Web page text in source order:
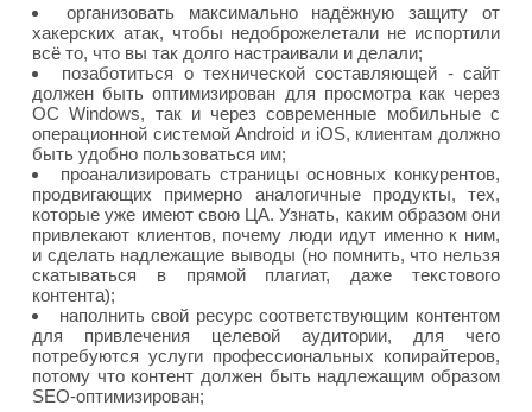
организовать максимально надёжную защиту от
хакерских атак, чтобы недоброжелетали не испортили
всё то, что вы так долго настраивали и делали;
позаботиться о технической составляющей - сайт
должен быть оптимизирован для просмотра как через
ОС Windows, так и через современные мобильные с
операционной системой Android и iOS, клиентам должно
быть удобно пользоваться им;
проанализировать страницы основных конкурентов,
продвигающих примерно аналогичные продукты, тех,
которые уже имеют свою ЦА. Узнать, каким образом они
привлекают клиентов, почему люди идут именно к ним,
и сделать надлежащие выводы (но помнить, что нельзя
скатываться в прямой плагиат, даже текстового
контента);
наполнить свой ресурс соответствующим контентом
для привлечения целевой аудитории, для чего
потребуются услуги профессиональных копирайтеров,
потому что контент должен быть надлежащим образом
SEO-оптимизирован;